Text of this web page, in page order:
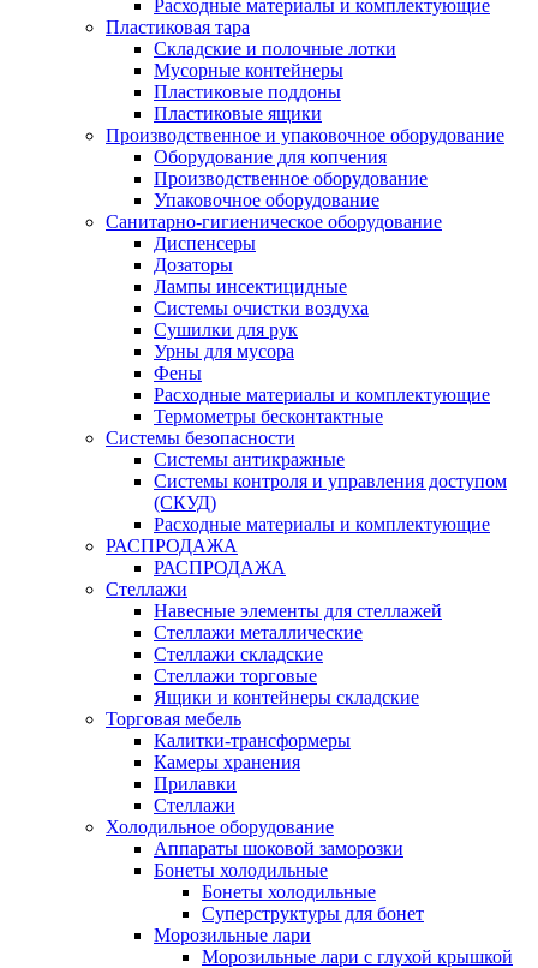
Расходные материалы и комплектующие
Пластиковая тара
Складские и полочные лотки
Мусорные контейнеры
Пластиковые поддоны
Пластиковые ящики
Производственное и упаковочное оборудование
Оборудование для копчения
Производственное оборудование
Упаковочное оборудование
Санитарно-гигиеническое оборудование
Диспенсеры
Дозаторы
Лампы инсектицидные
Системы очистки воздуха
Сушилки для рук
Урны для мусора
Фены
Расходные материалы и комплектующие
Термометры бесконтактные
Системы безопасности
Системы антикражные
Системы контроля и управления доступом
(СКУД)
Расходные материалы и комплектующие
РАСПРОДАЖА
РАСПРОДАЖА
Стеллажи
Навесные элементы для стеллажей
Стеллажи металлические
Стеллажи складские
Стеллажи торговые
Ящики и контейнеры складские
Торговая мебель
Калитки-трансформеры
Камеры хранения
Прилавки
Стеллажи
Холодильное оборудование
Аппараты шоковой заморозки
Бонеты холодильные
Бонеты холодильные
Суперструктуры для бонет
Морозильные лари
Морозильные лари с глухой крышкой